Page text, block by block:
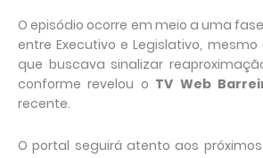
O episódio ocorre em meio a uma
entre Executivo e Legislativo,
que buscava sinalizar
conforme revelou o TV Web
recente.
O portal seguirá atento aos